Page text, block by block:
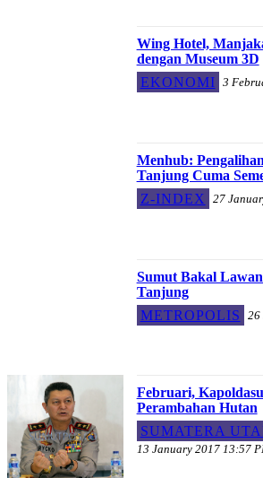
Wing Hotel,
dengan Museum 3D
EKONOMI 3
Menhub:
Tanjung Cuma
Z-INDEX
27
Sumut Bakal
Tanjung
METROPOLIS
26
Februari,
Perambahan Hutan
SUMATERA
13 January 2017 13:57